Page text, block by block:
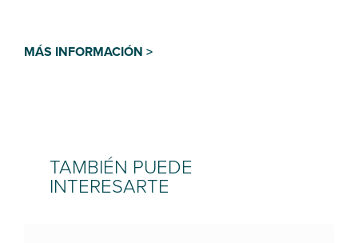
MÁS INFORMACIÓN >
TAMBIÉN PUEDE
INTERESARTE